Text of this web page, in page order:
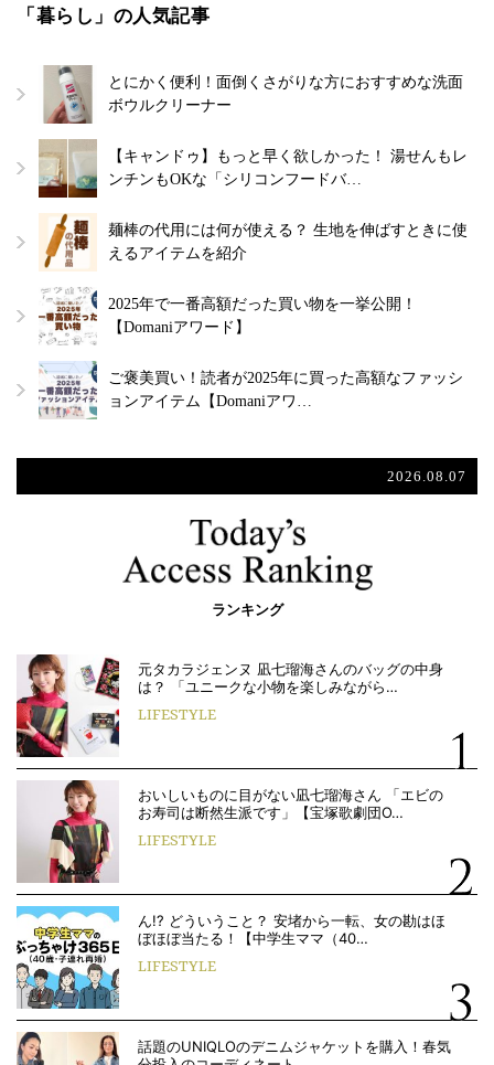
「暮らし」の人気記事
とにかく便利！面倒くさがりな方におすすめな洗面
ボウルクリーナー
【キャンドゥ】もっと早く欲しかった！ 湯せんもレ
ンチンもOKな「シリコンフードバ…
麺棒の代用には何が使える？ 生地を伸ばすときに使
えるアイテムを紹介
2025年で一番高額だった買い物を一挙公開！
【Domaniアワード】
ご褒美買い！読者が2025年に買った高額なファッシ
ョンアイテム【Domaniアワ…
2026.08.07
ランキング
元タカラジェンヌ 凪七瑠海さんのバッグの中身
は？ 「ユニークな小物を楽しみながら…
LIFESTYLE
おいしいものに目がない凪七瑠海さん 「エビの
お寿司は断然生派です」【宝塚歌劇団O…
LIFESTYLE
ん!? どういうこと？ 安堵から一転、女の勘はほ
ぼほぼ当たる！【中学生ママ（40…
LIFESTYLE
話題のUNIQLOのデニムジャケットを購入！春気